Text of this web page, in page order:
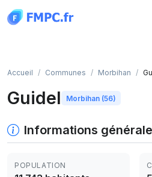
Accueil Communes Morbihan
Guidel Morbihan (56)
Informations
POPULATION
Panneau de gestion des cookies